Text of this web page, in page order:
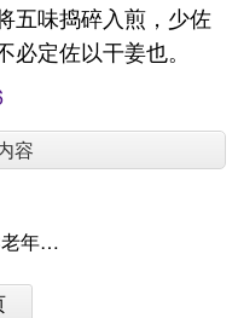
五味捣碎入煎，少佐
定佐以干姜也。
容
防治